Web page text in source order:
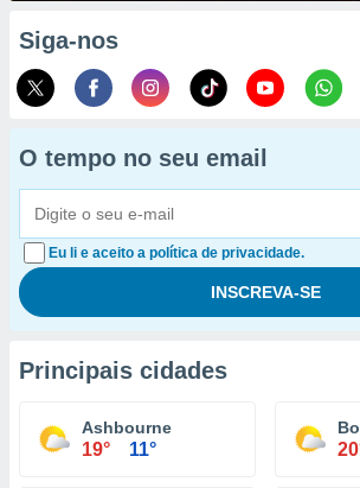
Siga-nos
O tempo no seu email
Eu li e aceito a política de privacidade.
Principais cidades
Ashbourne
19° 11°